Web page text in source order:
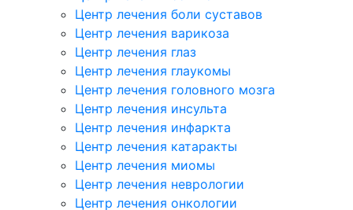
Центр лечения боли суставов
Центр лечения варикоза
Центр лечения глаз
Центр лечения глаукомы
Центр лечения головного мозга
Центр лечения инсульта
Центр лечения инфаркта
Центр лечения катаракты
Центр лечения миомы
Центр лечения неврологии
Центр лечения онкологии